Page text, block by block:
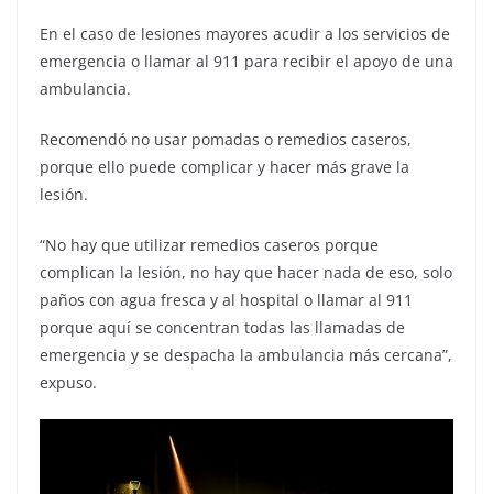
En el caso de lesiones mayores acudir a los servicios de
emergencia o llamar al 911 para recibir el apoyo de una
ambulancia.
Recomendó no usar pomadas o remedios caseros,
porque ello puede complicar y hacer más grave la
lesión.
“No hay que utilizar remedios caseros porque
complican la lesión, no hay que hacer nada de eso, solo
paños con agua fresca y al hospital o llamar al 911
porque aquí se concentran todas las llamadas de
emergencia y se despacha la ambulancia más cercana”,
expuso.